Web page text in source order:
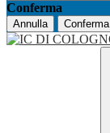
Conferma
Annulla Conferma